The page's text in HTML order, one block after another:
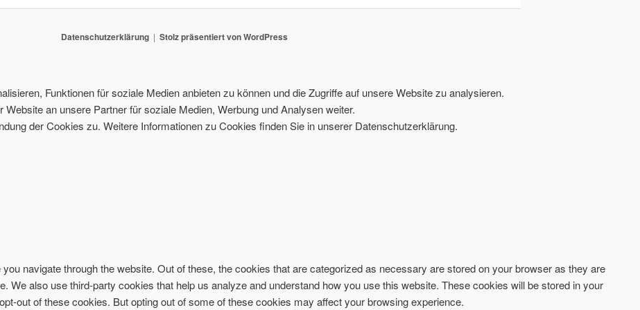
Datenschutzerklärung Stolz präsentiert von WordPress
Funktionen für soziale Medien anbieten zu können und die Zugriffe auf unsere Website zu analysieren.
an unsere Partner für soziale Medien, Werbung und Analysen weiter.
der Cookies zu. Weitere Informationen zu Cookies finden Sie in unserer Datenschutzerklärung.
navigate through the website. Out of these, the cookies that are categorized as necessary are stored on your browser as they are
We also use third-party cookies that help us analyze and understand how you use this website. These cookies will be stored in your
out of these cookies. But opting out of some of these cookies may affect your browsing experience.